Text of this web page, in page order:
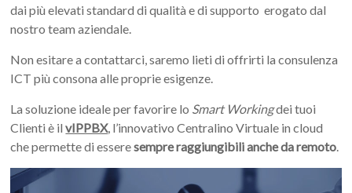
dai più elevati standard di qualità e di supporto erogato dal
nostro team aziendale.
Non esitare a contattarci, saremo lieti di offrirti la consulenza
ICT più consona alle proprie esigenze.
La soluzione ideale per favorire lo Smart Workingdei tuoi
Clienti è ilvIPPBX, l’innovativo Centralino Virtuale in cloud
che permette di esseresempre raggiungibili anche da remoto.